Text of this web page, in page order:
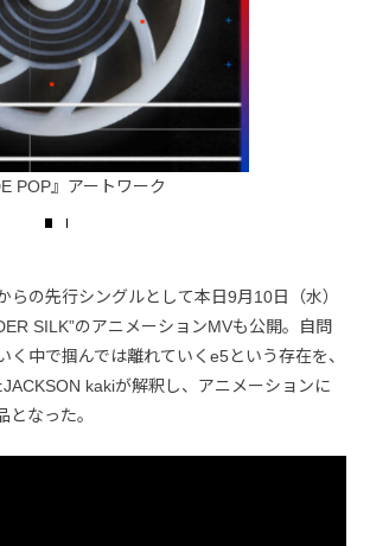
POP』アートワーク
らの先行シングルとして本日9月10日（水）
SILK”のアニメーションMVも公開。自問
く中で掴んでは離れていくe5という存在を、
kakiが解釈し、アニメーションに
となった。